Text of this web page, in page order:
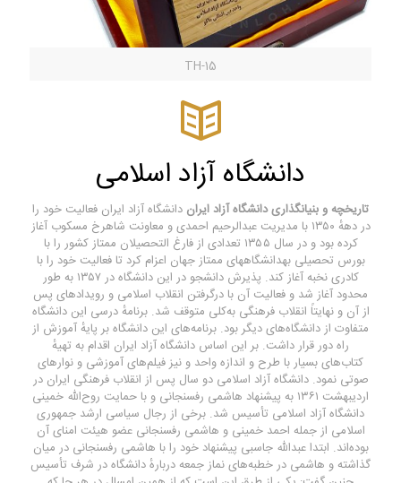
TH-15
دانشگاه آزاد اسلامی
تاریخچه و بنیانگذاریدانشگاه آزاد ایران دانشگاه آزاد ایران فعالیت خود را
در دههٔ ۱۳۵۰ با مدیریت عبدالرحیم احمدی و معاونت شاهرخ مسکوب آغاز
کرده بود و در سال ۱۳۵۵ تعدادی از فارغ التحصیلان ممتاز کشور را با
بورس تحصیلی بهدانشگاههای ممتاز جهان اعزام کرد تا فعالیت خود را با
کادری نخبه آغاز کند. پذیرش دانشجو در این دانشگاه در ۱۳۵۷ به طور
محدود آغاز شد و فعالیت آن با درگرفتن انقلاب اسلامی و رویدادهای پس
از آن و نهایتاً انقلاب فرهنگی به‌کلی متوقف شد. برنامهٔ درسی این دانشگاه
متفاوت از دانشگاه‌های دیگر بود. برنامه‌های این دانشگاه بر پایهٔ آموزش از
راه دور قرار داشت. بر این اساس دانشگاه آزاد ایران اقدام به تهیهٔ
کتاب‌های بسیار با طرح و اندازه واحد و نیز فیلم‌های آموزشی و نوارهای
صوتی نمود. دانشگاه آزاد اسلامی دو سال پس از انقلاب فرهنگی ایران در
اردیبهشت ۱۳۶۱ به پیشنهاد هاشمی رفسنجانی و با حمایت روح‌الله خمینی
دانشگاه آزاد اسلامی تأسیس شد. برخی از رجال سیاسی ارشد جمهوری
اسلامی از جمله احمد خمینی و هاشمی رفسنجانی عضو هیئت امنای آن
بوده‌اند. ابتدا عبدالله جاسبی پیشنهاد خود را با هاشمی رفسنجانی در میان
گذاشته و هاشمی در خطبه‌های نماز جمعه دربارهٔ دانشگاه در شرف تأسیس